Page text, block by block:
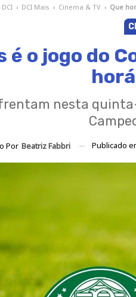
› DCI Mais › Cinema & TV › Que
é o jogo do
nesta
Por Beatriz Fabbri Publicado